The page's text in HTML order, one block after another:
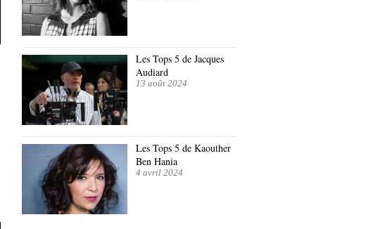
Les Tops 5 de Jacques
Audiard
13 août 2024
Les Tops 5 de Kaouther
Ben Hania
4 avril 2024